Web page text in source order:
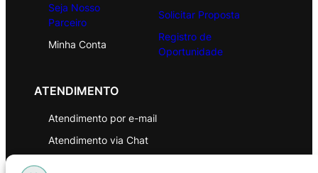
Seja Nosso
Parceiro
Minha Conta
Solicitar Proposta
Registro de
Oportunidade
ATENDIMENTO
Atendimento por e-mail
Atendimento via Chat